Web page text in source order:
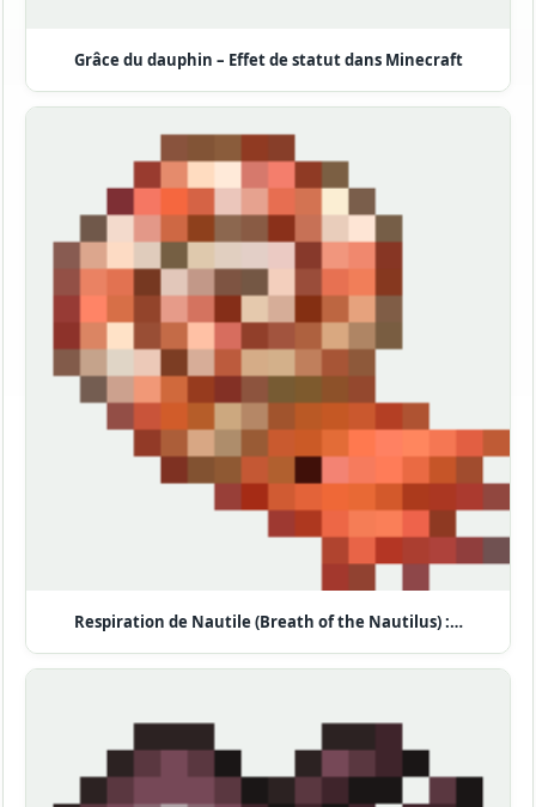
Grâce du dauphin – Effet de statut dans Minecraft
Respiration de Nautile (Breath of the Nautilus) :…